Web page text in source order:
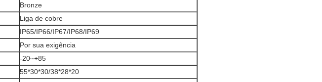
Bronze
Liga de cobre
IP65/IP66/IP67/IP68/IP69
Por sua exigência
-20~+85
55*30*30/38*28*20